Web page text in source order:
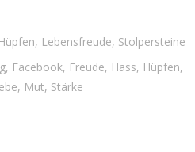
Hüpfen, Lebensfreude, Stolpersteine
, Facebook, Freude, Hass, Hüpfen,
, Mut, Stärke